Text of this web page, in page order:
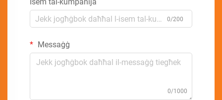
0/200
Messaġġ
0/1000